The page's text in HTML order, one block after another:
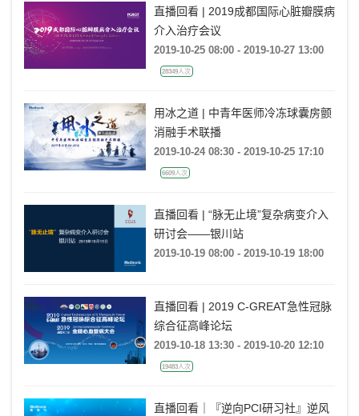
直播回看 | 2019成都国际心脏瓣膜病
介入治疗会议
2019-10-25 08:00 - 2019-10-27 13:00
28349人次
用冰之道 | 中青年医师冷冻球囊房颤
消融手术联播
2019-10-24 08:30 - 2019-10-25 17:10
6609人次
直播回看 | “脉无止境”复杂病变介入
研讨会——银川站
2019-10-19 08:00 - 2019-10-19 18:00
直播回看 | 2019 C-GREAT急性冠脉
综合征高峰论坛
2019-10-18 13:30 - 2019-10-20 12:10
19483人次
直播回看｜『逆向PCI研习社』逆风